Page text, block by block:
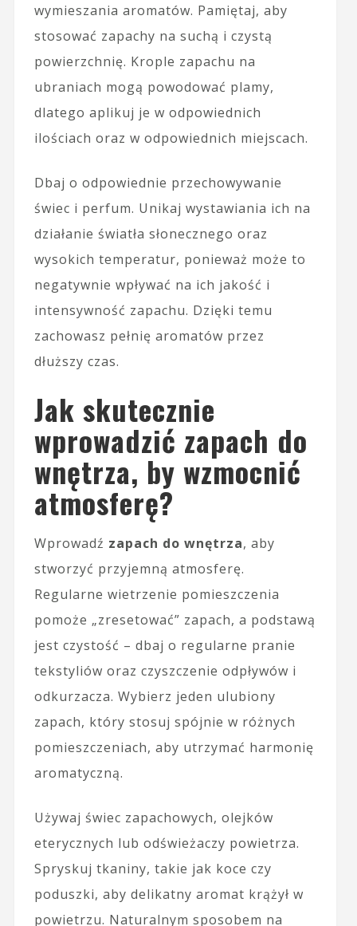
wymieszania aromatów. Pamiętaj, aby
stosować zapachy na suchą i czystą
powierzchnię. Krople zapachu na
ubraniach mogą powodować plamy,
dlatego aplikuj je w odpowiednich
ilościach oraz w odpowiednich miejscach.
Dbaj o odpowiednie przechowywanie
świec i perfum. Unikaj wystawiania ich na
działanie światła słonecznego oraz
wysokich temperatur, ponieważ może to
negatywnie wpływać na ich jakość i
intensywność zapachu. Dzięki temu
zachowasz pełnię aromatów przez
dłuższy czas.
Jak skutecznie
wprowadzić zapach do
wnętrza, by wzmocnić
atmosferę?
Wprowadź zapach do wnętrza, aby
stworzyć przyjemną atmosferę.
Regularne wietrzenie pomieszczenia
pomoże „zresetować” zapach, a podstawą
jest czystość – dbaj o regularne pranie
tekstyliów oraz czyszczenie odpływów i
odkurzacza. Wybierz jeden ulubiony
zapach, który stosuj spójnie w różnych
pomieszczeniach, aby utrzymać harmonię
aromatyczną.
Używaj świec zapachowych, olejków
eterycznych lub odświeżaczy powietrza.
Spryskuj tkaniny, takie jak koce czy
poduszki, aby delikatny aromat krążył w
powietrzu. Naturalnym sposobem na